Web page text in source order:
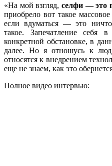
«На мой взгляд, селфи — это
приобрело вот такое
если вдуматься — это
такое. Запечатление себя
конкретной обстановке, в
далее. Но я отношусь к
относятся к внедрением
еще не знаем, как это
Полное видео интервью: